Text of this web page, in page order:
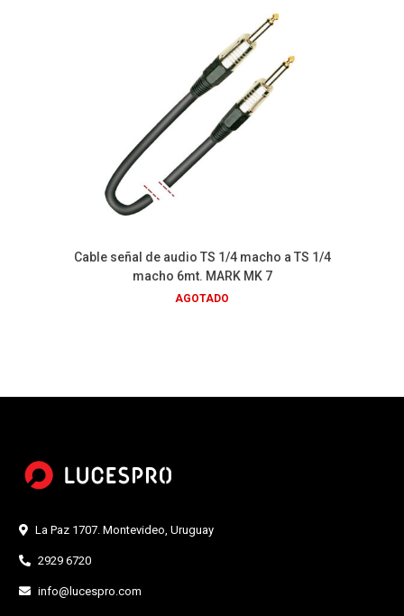
Cable señal de audio TS 1/4 macho a TS 1/4
macho 6mt. MARK MK 7
AGOTADO
La Paz 1707. Montevideo, Uruguay
2929 6720
info@lucespro.com